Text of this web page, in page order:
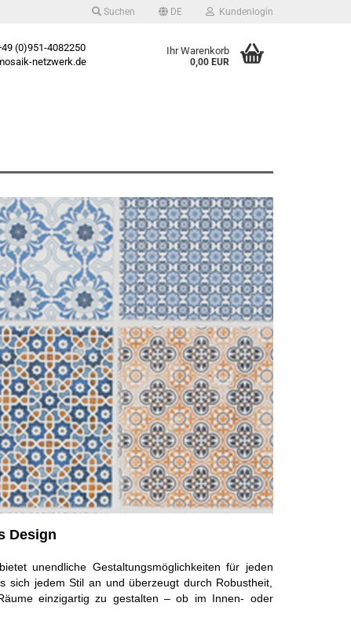
Suchen DE Kundenlogin
(0)951-4082250
netzwerk.de
Ihr Warenkorb
0,00 EUR
Design
unendliche Gestaltungsmöglichkeiten für jeden
jedem Stil an und überzeugt durch Robustheit,
einzigartig zu gestalten – ob im Innen- oder